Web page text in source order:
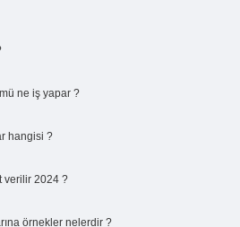
ne iş yapar ?
hangisi ?
verilir 2024 ?
örnekler nelerdir ?